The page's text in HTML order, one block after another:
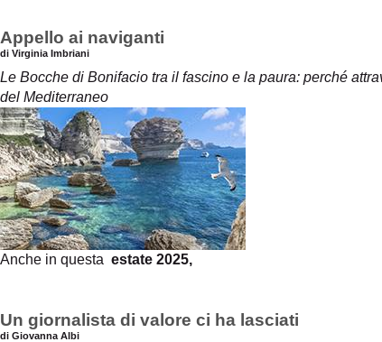
Appello ai naviganti
di Virginia Imbriani
Le Bocche di Bonifacio tra il fascino e la paura: perché
del Mediterraneo
Anche in questa estate 2025,
Un giornalista di valore ci ha lasciati
di Giovanna Albi